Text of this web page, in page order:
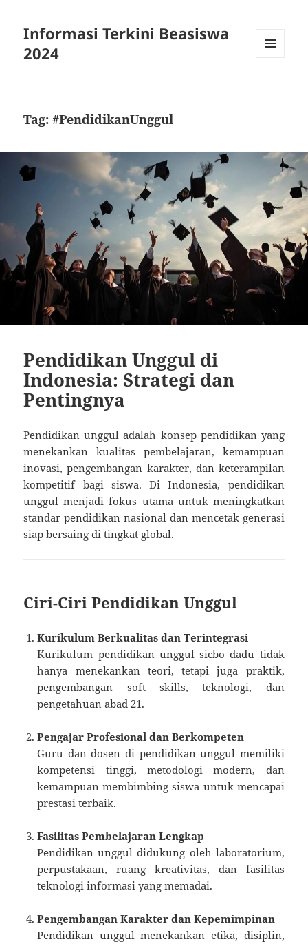
Informasi Terkini Beasiswa
2024
Tag:#PendidikanUnggul
Pendidikan Unggul di
Indonesia: Strategi dan
Pentingnya
Pendidikan unggul adalah konsep pendidikan yang
menekankan kualitas pembelajaran, kemampuan
inovasi, pengembangan karakter, dan keterampilan
kompetitif bagi siswa. Di Indonesia, pendidikan
unggul menjadi fokus utama untuk meningkatkan
standar pendidikan nasional dan mencetak generasi
siap bersaing di tingkat global.
Ciri-Ciri Pendidikan Unggul
Kurikulum Berkualitas dan Terintegrasi
Kurikulum pendidikan unggulsicbo dadu tidak
hanya menekankan teori, tetapi juga praktik,
pengembangan soft skills, teknologi, dan
pengetahuan abad 21.
Pengajar Profesional dan Berkompeten
Guru dan dosen di pendidikan unggul memiliki
kompetensi tinggi, metodologi modern, dan
kemampuan membimbing siswa untuk mencapai
prestasi terbaik.
Fasilitas Pembelajaran Lengkap
Pendidikan unggul didukung oleh laboratorium,
perpustakaan, ruang kreativitas, dan fasilitas
teknologi informasi yang memadai.
Pengembangan Karakter dan Kepemimpinan
Pendidikan unggul menekankan etika, disiplin,